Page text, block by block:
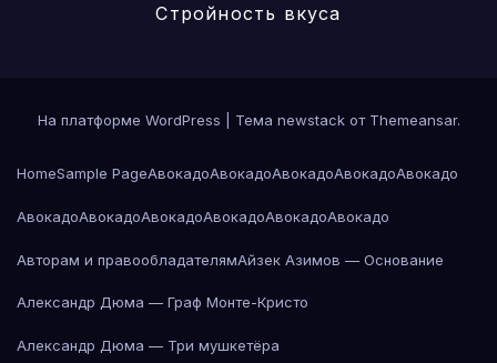
Стройность вкуса
На платформе WordPress Тема newstack от Themeansar.
HomeSample PageАвокадоАвокадоАвокадоАвокадоАвокадо
АвокадоАвокадоАвокадоАвокадоАвокадоАвокадо
Авторам и правообладателямАйзек Азимов — Основание
Александр Дюма — Граф Монте-Кристо
Александр Дюма — Три мушкетёра